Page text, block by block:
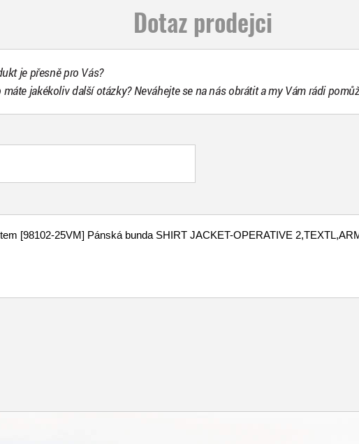
Dotaz prodejci
je přesně pro Vás?
jakékoliv další otázky? Neváhejte se na nás obrátit a my Vám rádi